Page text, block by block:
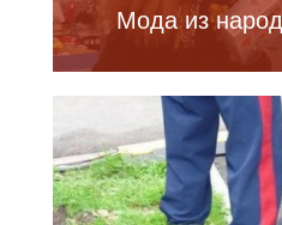
Мода из